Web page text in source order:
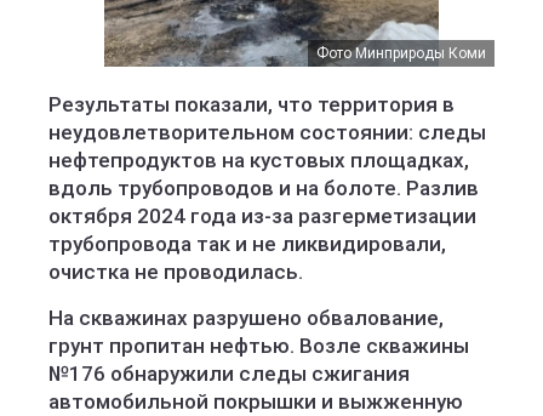
Фото Минприроды Коми
Результаты показали, что территория в
неудовлетворительном состоянии: следы
нефтепродуктов на кустовых площадках,
вдоль трубопроводов и на болоте. Разлив
октября 2024 года из‑за разгерметизации
трубопровода так и не ликвидировали,
очистка не проводилась.
На скважинах разрушено обвалование,
грунт пропитан нефтью. Возле скважины
№176 обнаружили следы сжигания
автомобильной покрышки и выжженную